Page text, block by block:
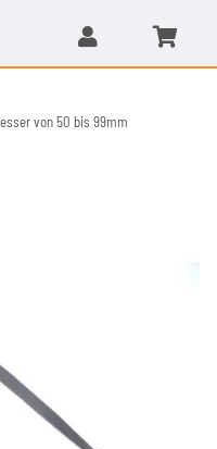
von 50 bis 99mm